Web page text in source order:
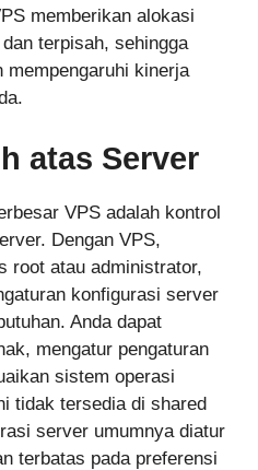
memberikan alokasi
terpisah, sehingga
mempengaruhi kinerja
atas Server
VPS adalah kontrol
Dengan VPS,
root atau administrator,
konfigurasi server
Anda dapat
mengatur pengaturan
sistem operasi
tidak tersedia di shared
server umumnya diatur
terbatas pada preferensi